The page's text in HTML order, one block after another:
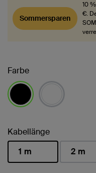
Sommersparen
10
€.
Farbe
Kabellänge
1 m
2 m